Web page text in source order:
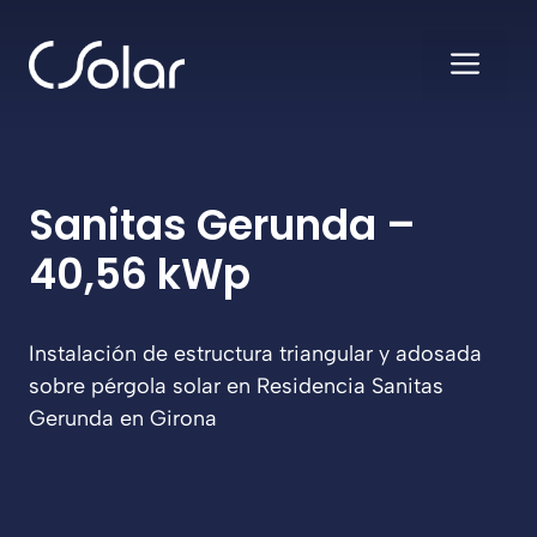
contenido
Sanitas Gerunda –
40,56 kWp
Instalación de estructura triangular y adosada
sobre pérgola solar en Residencia Sanitas
Gerunda en Girona